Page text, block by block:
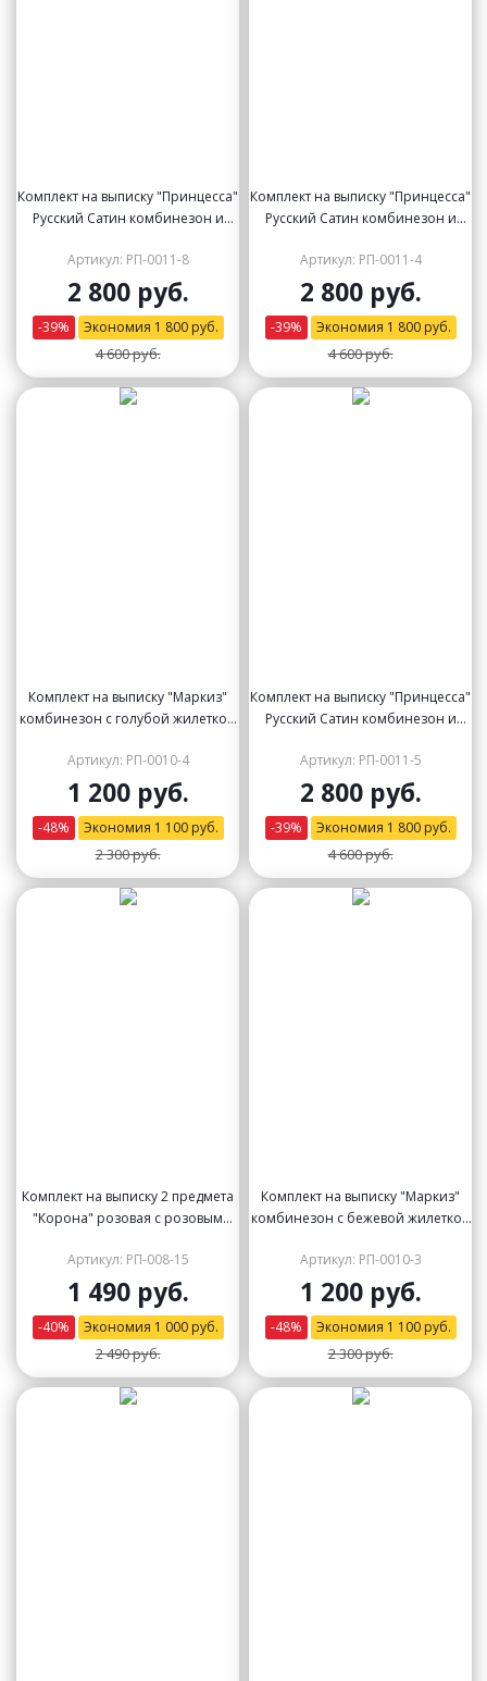
Комплект на выписку "Принцесса"
Русский Сатин комбинезон и
кружевом)
Артикул: РП-0011-8
2 800 руб.
-39% Экономия 1 800руб.
4 600 руб.
Комплект на выписку "Принцесса"
Русский Сатин комбинезон и
кружевом)
Артикул: РП-0011-4
2 800 руб.
-39% Экономия 1 800руб.
4 600 руб.
Комплект на выписку "Маркиз"
комбинезон с голубой жилеткой
Артикул: РП-0010-4
1 200 руб.
-48% Экономия 1 100руб.
2 300 руб.
Комплект на выписку "Принцесса"
Русский Сатин комбинезон и
кружевом)
Артикул: РП-0011-5
2 800 руб.
-39% Экономия 1 800руб.
4 600 руб.
Комплект на выписку 2 предмета
"Корона" розовая с розовым
Артикул: РП-008-15
1 490 руб.
-40% Экономия 1 000руб.
2 490 руб.
Комплект на выписку "Маркиз"
комбинезон с бежевой жилеткой
Артикул: РП-0010-3
1 200 руб.
-48% Экономия 1 100руб.
2 300 руб.